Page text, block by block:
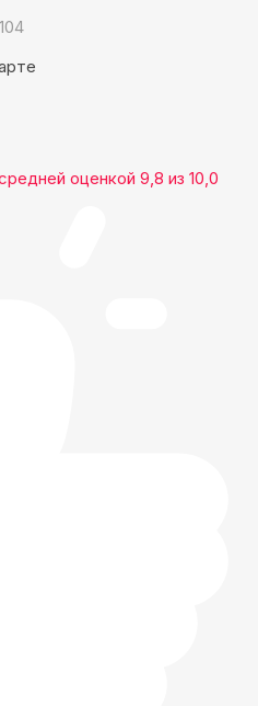
оценкой 9,8 из 10,0